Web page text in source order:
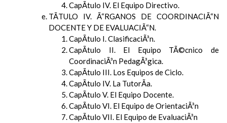
CapÃ­tulo IV. El Equipo Directivo.
TÃTULO IV. Ã“RGANOS DE COORDINACIÃ“N
DOCENTE Y DE EVALUACIÃ“N.
CapÃ­tulo I. ClasificaciÃ³n.
CapÃ­tulo II. El Equipo TÃ©cnico de
CoordinaciÃ³n PedagÃ³gica.
CapÃ­tulo III. Los Equipos de Ciclo.
CapÃ­tulo IV. La TutorÃ­a.
CapÃ­tulo V. El Equipo Docente.
CapÃ­tulo VI. El Equipo de OrientaciÃ³n
CapÃ­tulo VII. El Equipo de EvaluaciÃ³n